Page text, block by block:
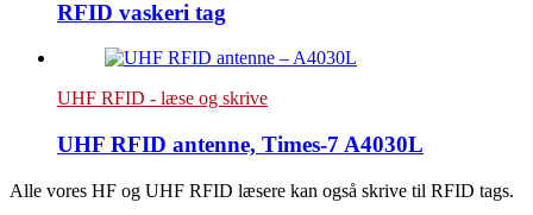
RFID vaskeri tag
UHF RFID - læse og skrive
UHF RFID antenne, Times-7 A4030L
Alle vores HF og UHF RFID læsere kan også skrive til RFID tags.